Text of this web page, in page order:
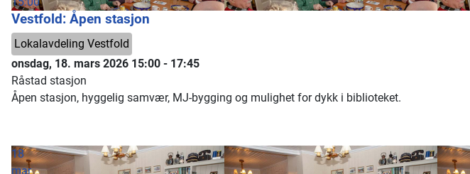
Vestfold: Åpen stasjon
Lokalavdeling Vestfold
onsdag, 18. mars 2026 15:00 - 17:45
Råstad stasjon
Åpen stasjon, hyggelig samvær, MJ-bygging og mulighet for dykk i biblioteket.
18
mar